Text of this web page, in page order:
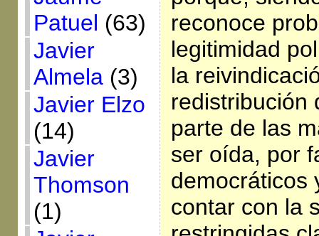
Patuel (63)
Javier
Almela(3)
Javier Elzo
(14)
Javier
Thomson
(1)
reconoce
legitimidad
la
redistribución
parte de las
ser oída, por
democráticos
contar con la